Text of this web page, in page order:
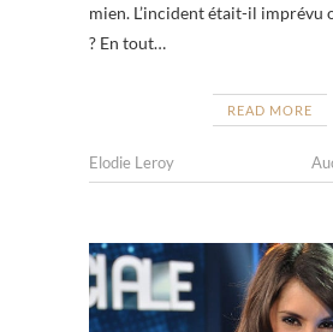
mien. L’incident était-il imprévu
? En tout…
READ MORE
Elodie Leroy